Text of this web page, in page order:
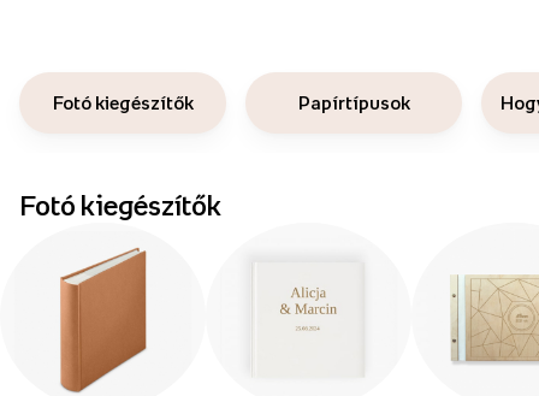
Fotó kiegészítők Papírtípusok
Fotó kiegészítők